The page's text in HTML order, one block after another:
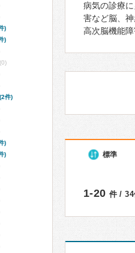
病気の診療
害など脳、
高次脳機能
標準
1-20 件 / 34
)
)
(0)
(2件)
)
)